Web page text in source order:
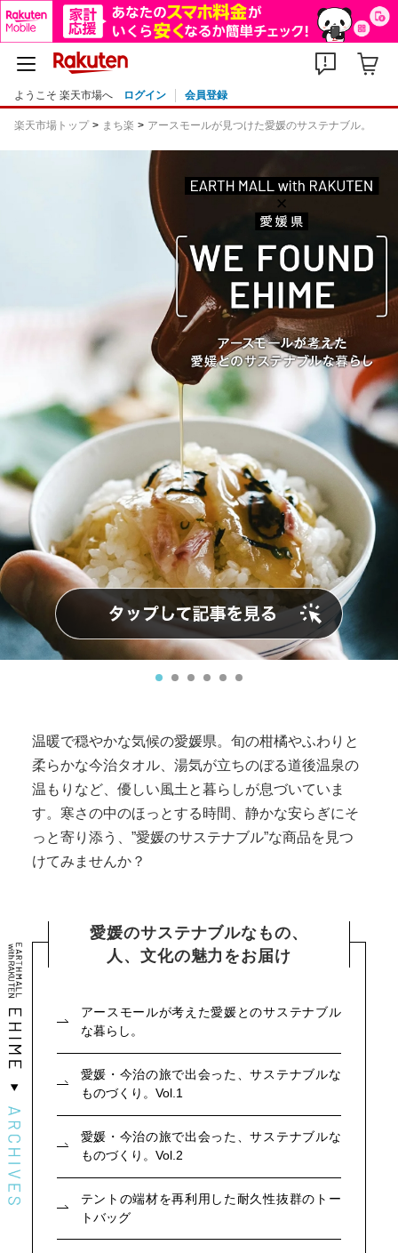
ようこそ 楽天市場へ ログイン 会員登録
楽天市場トップ まち楽 アースモールが見つけた愛媛のサステナブル。
温暖で穏やかな気候の愛媛県。旬の柑橘やふわりと
柔らかな今治タオル、湯気が立ちのぼる道後温泉の
温もりなど、優しい風土と暮らしが息づいていま
す。寒さの中のほっとする時間、静かな安らぎにそ
っと寄り添う、”愛媛のサステナブル”な商品を見つ
けてみませんか？
愛媛のサステナブルなもの、
人、文化の魅力をお届け
アースモールが考えた愛媛とのサステナブル
な暮らし。
愛媛・今治の旅で出会った、サステナブルな
ものづくり。Vol.1
愛媛・今治の旅で出会った、サステナブルな
ものづくり。Vol.2
テントの端材を再利用した耐久性抜群のトー
トバッグ